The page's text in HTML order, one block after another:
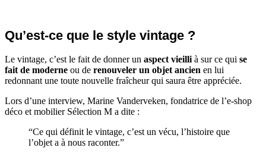
Qu’est-ce que le style vintage ?
Le vintage, c’est le fait de donner un aspect vieilli à sur ce qui se
fait de moderne ou de renouveler un objet ancien en lui
redonnant une toute nouvelle fraîcheur qui saura être appréciée.
Lors d’une interview, Marine Vanderveken, fondatrice de l’e-shop
déco et mobilier Sélection M a dite :
“Ce qui définit le vintage, c’est un vécu, l’histoire que
l’objet a à nous raconter.”